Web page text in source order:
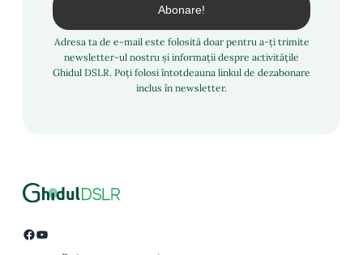
Adresa ta de e-mail este folosită doar pentru a-ți trimite
newsletter-ul nostru și informații despre activitățile
Ghidul DSLR. Poți folosi întotdeauna linkul de dezabonare
inclus în newsletter.
Facebook YouTube